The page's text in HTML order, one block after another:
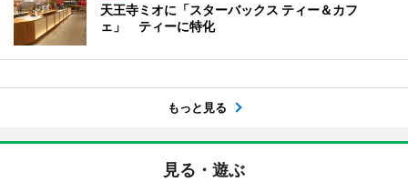
天王寺ミオに「スターバックス ティー＆カフ
ェ」 ティーに特化
もっと見る
見る・遊ぶ